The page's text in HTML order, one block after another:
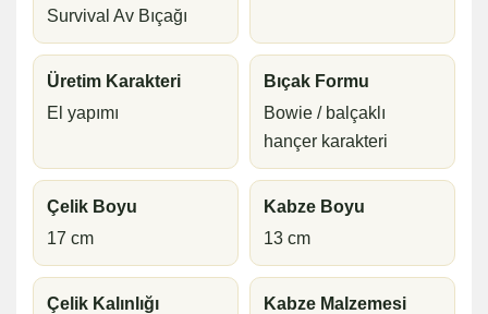
Survival Av Bıçağı
Üretim Karakteri
El yapımı
Bıçak Formu
Bowie / balçaklı
hançer karakteri
Çelik Boyu
17 cm
Kabze Boyu
13 cm
Çelik Kalınlığı
Kabze Malzemesi